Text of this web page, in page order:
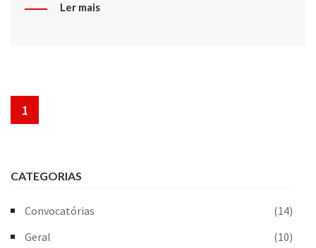
Ler mais
1
CATEGORIAS
Convocatórias
(14)
Geral
(10)